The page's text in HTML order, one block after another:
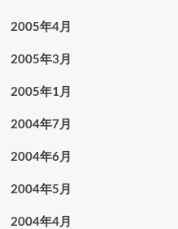
2005年4月
2005年3月
2005年1月
2004年7月
2004年6月
2004年5月
2004年4月